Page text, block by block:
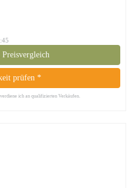
prüfen *
ich an qualifizierten Verkäufen.